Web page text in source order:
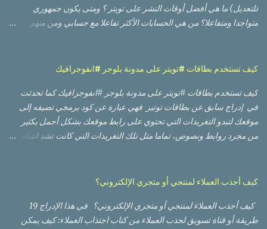
للتعديل) ما هي أفضل أوقات النشر على تويتر ؟ ومتى يكون جمهوري
متواجدا ومتفاعلا؟ من هي الحسابات الأكثر تفاعلا مع حسابي ومن منهم
الفيديوهات كان أداؤها أفضل؟ لا بد من أنك قرأت أو مررت على العديد من
والإجازة في تلك الدول، وعليك إعادة تقدير الأوقات لتناسب دولتك
وجمهورك، وقد يعمل أو لا يعمل، والسبب ظروف أخرى مثل كونهم مثلا
يتنقلون بوسائل النقل العام، مما يعطيهم وقتا. أكبر لتفقد حساباتهم على
منصات التواصل الاجتماعي قبل البدء بالعمل وبعد إنهاء العمل، بينما في
أمرا صعبا، لكن الخبر الجيد هو أنه يمكنك الوصول إلى تلك المعلومة عن
كيف تستخدم بطاقات #تويتر على مدونة بلوجر #انفوجرافيك
كيف تستخدم بطاقات #تويتر على مدونة بلوجر #انفوجرافيك كما تحدثت
في إدراج سابق عن بطاقات توتير فهي عبارة عن كود برمجي تضيفه إلى
موقعك لتبدو التغريدات التي تحتوي على رابط موقعك بشكل أجمل بكثير
من مجرد روابط ونصوص، تماما مثل تلك التغريدات التي كانت تشد انتباهنا
سأتحدث اليوم عن طريقة إضاقتها على مدونة بلوجر أو بلوج سبوت.
كيف تضيف بطاقة تويتر على موقع بلوجر: 1- اذهب إلى صفحة التحكم في
المدونة 2- انقر على Theme من القائمة (على اليسار في الإنجليزية) 3-
كيف أجذب العملاء لمنتجي أو متجري الإلكتروني؟
كيف أجذب العملاء لمنتجي أو متجري الإلكتروني؟ في هذا الإدراج 19
طريقة أو قناة تسويق لجذب العملاء من كتاب اجتذاب العملاء: كيف يمكن